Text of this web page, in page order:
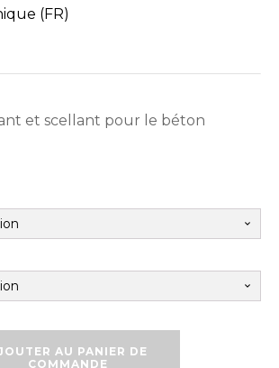
(FR)
et scellant pour le béton
AU PANIER DE
COMMANDE